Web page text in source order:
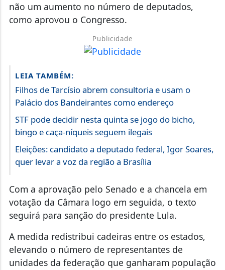
não um aumento no número de deputados,
como aprovou o Congresso.
Publicidade
LEIA TAMBÉM:
Filhos de Tarcísio abrem consultoria e usam o
Palácio dos Bandeirantes como endereço
STF pode decidir nesta quinta se jogo do bicho,
bingo e caça-níqueis seguem ilegais
Eleições: candidato a deputado federal, Igor Soares,
quer levar a voz da região a Brasília
Com a aprovação pelo Senado e a chancela em
votação da Câmara logo em seguida, o texto
seguirá para sanção do presidente Lula.
A medida redistribui cadeiras entre os estados,
elevando o número de representantes de
unidades da federação que ganharam população